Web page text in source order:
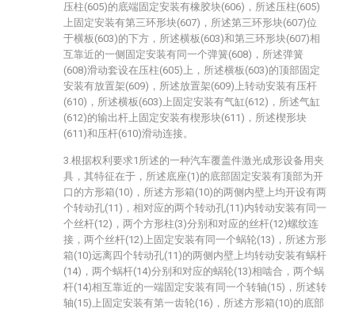
压柱(605)的底端固定安装有橡胶块(606)，所述压柱(605)
上固定安装有第三环形块(607)，所述第三环形块(607)位
于横板(603)的下方，所述横板(603)和第三环形块(607)相
互靠近的一侧固定安装有同一个弹簧(608)，所述弹簧
(608)滑动套设在压柱(605)上，所述横板(603)的顶部固定
安装有放置架(609)，所述放置架(609)上转动安装有压杆
(610)，所述横板(603)上固定安装有气缸(612)，所述气缸
(612)的输出杆上固定安装有楔形块(611)，所述楔形块
(611)和压杆(610)滑动连接。
3.根据权利要求1所述的一种汽车覆盖件激光成形设备用夹
具，其特征在于，所述底座(1)的底部固定安装有顶部为开
口的方形箱(10)，所述方形箱(10)的两侧内壁上均开设有两
个转动孔(11)，相对应的两个转动孔(11)内转动安装有同一
个丝杆(12)，两个方形柱(3)分别和对应的丝杆(12)螺纹连
接，两个丝杆(12)上固定安装有同一个蜗轮(13)，所述方形
箱(10)远离四个转动孔(11)的两侧内壁上均转动安装有蜗杆
(14)，两个蜗杆(14)分别和对应的蜗轮(13)相啮合，两个蜗
杆(14)相互靠近的一端固定安装有同一个转轴(15)，所述转
轴(15)上固定安装有第一齿轮(16)，所述方形箱(10)的底部